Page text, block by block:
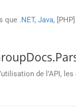
que .NET, Java,
de l’API,